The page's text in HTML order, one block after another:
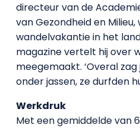
directeur van de
van Gezondheid en
wandelvakantie in het
magazine vertelt hij over
meegemaakt. ‘Overal
onder jassen, ze durfden
Werkdruk
Met een gemiddelde van